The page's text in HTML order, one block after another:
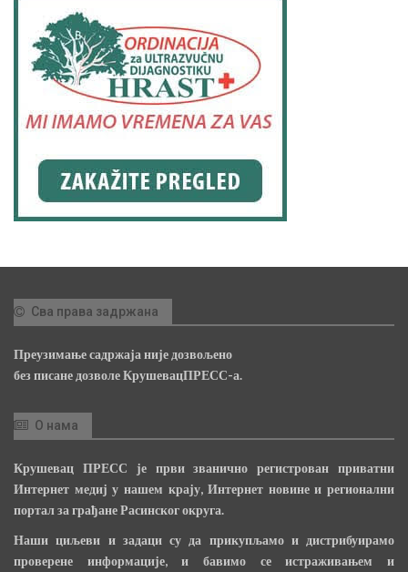
Сва права задржана
Преузимање садржаја није дозвољено
без писане дозволе КрушевацПРЕСС-а.
О нама
Крушевац ПРЕСС је први званично регистрован приватни
Интернет медиј у нашем крају, Интернет новине и регионални
портал за грађане Расинског округа.
Наши циљеви и задаци су да прикупљамо и дистрибуирамо
проверене информације, и бавимо се истраживањем и